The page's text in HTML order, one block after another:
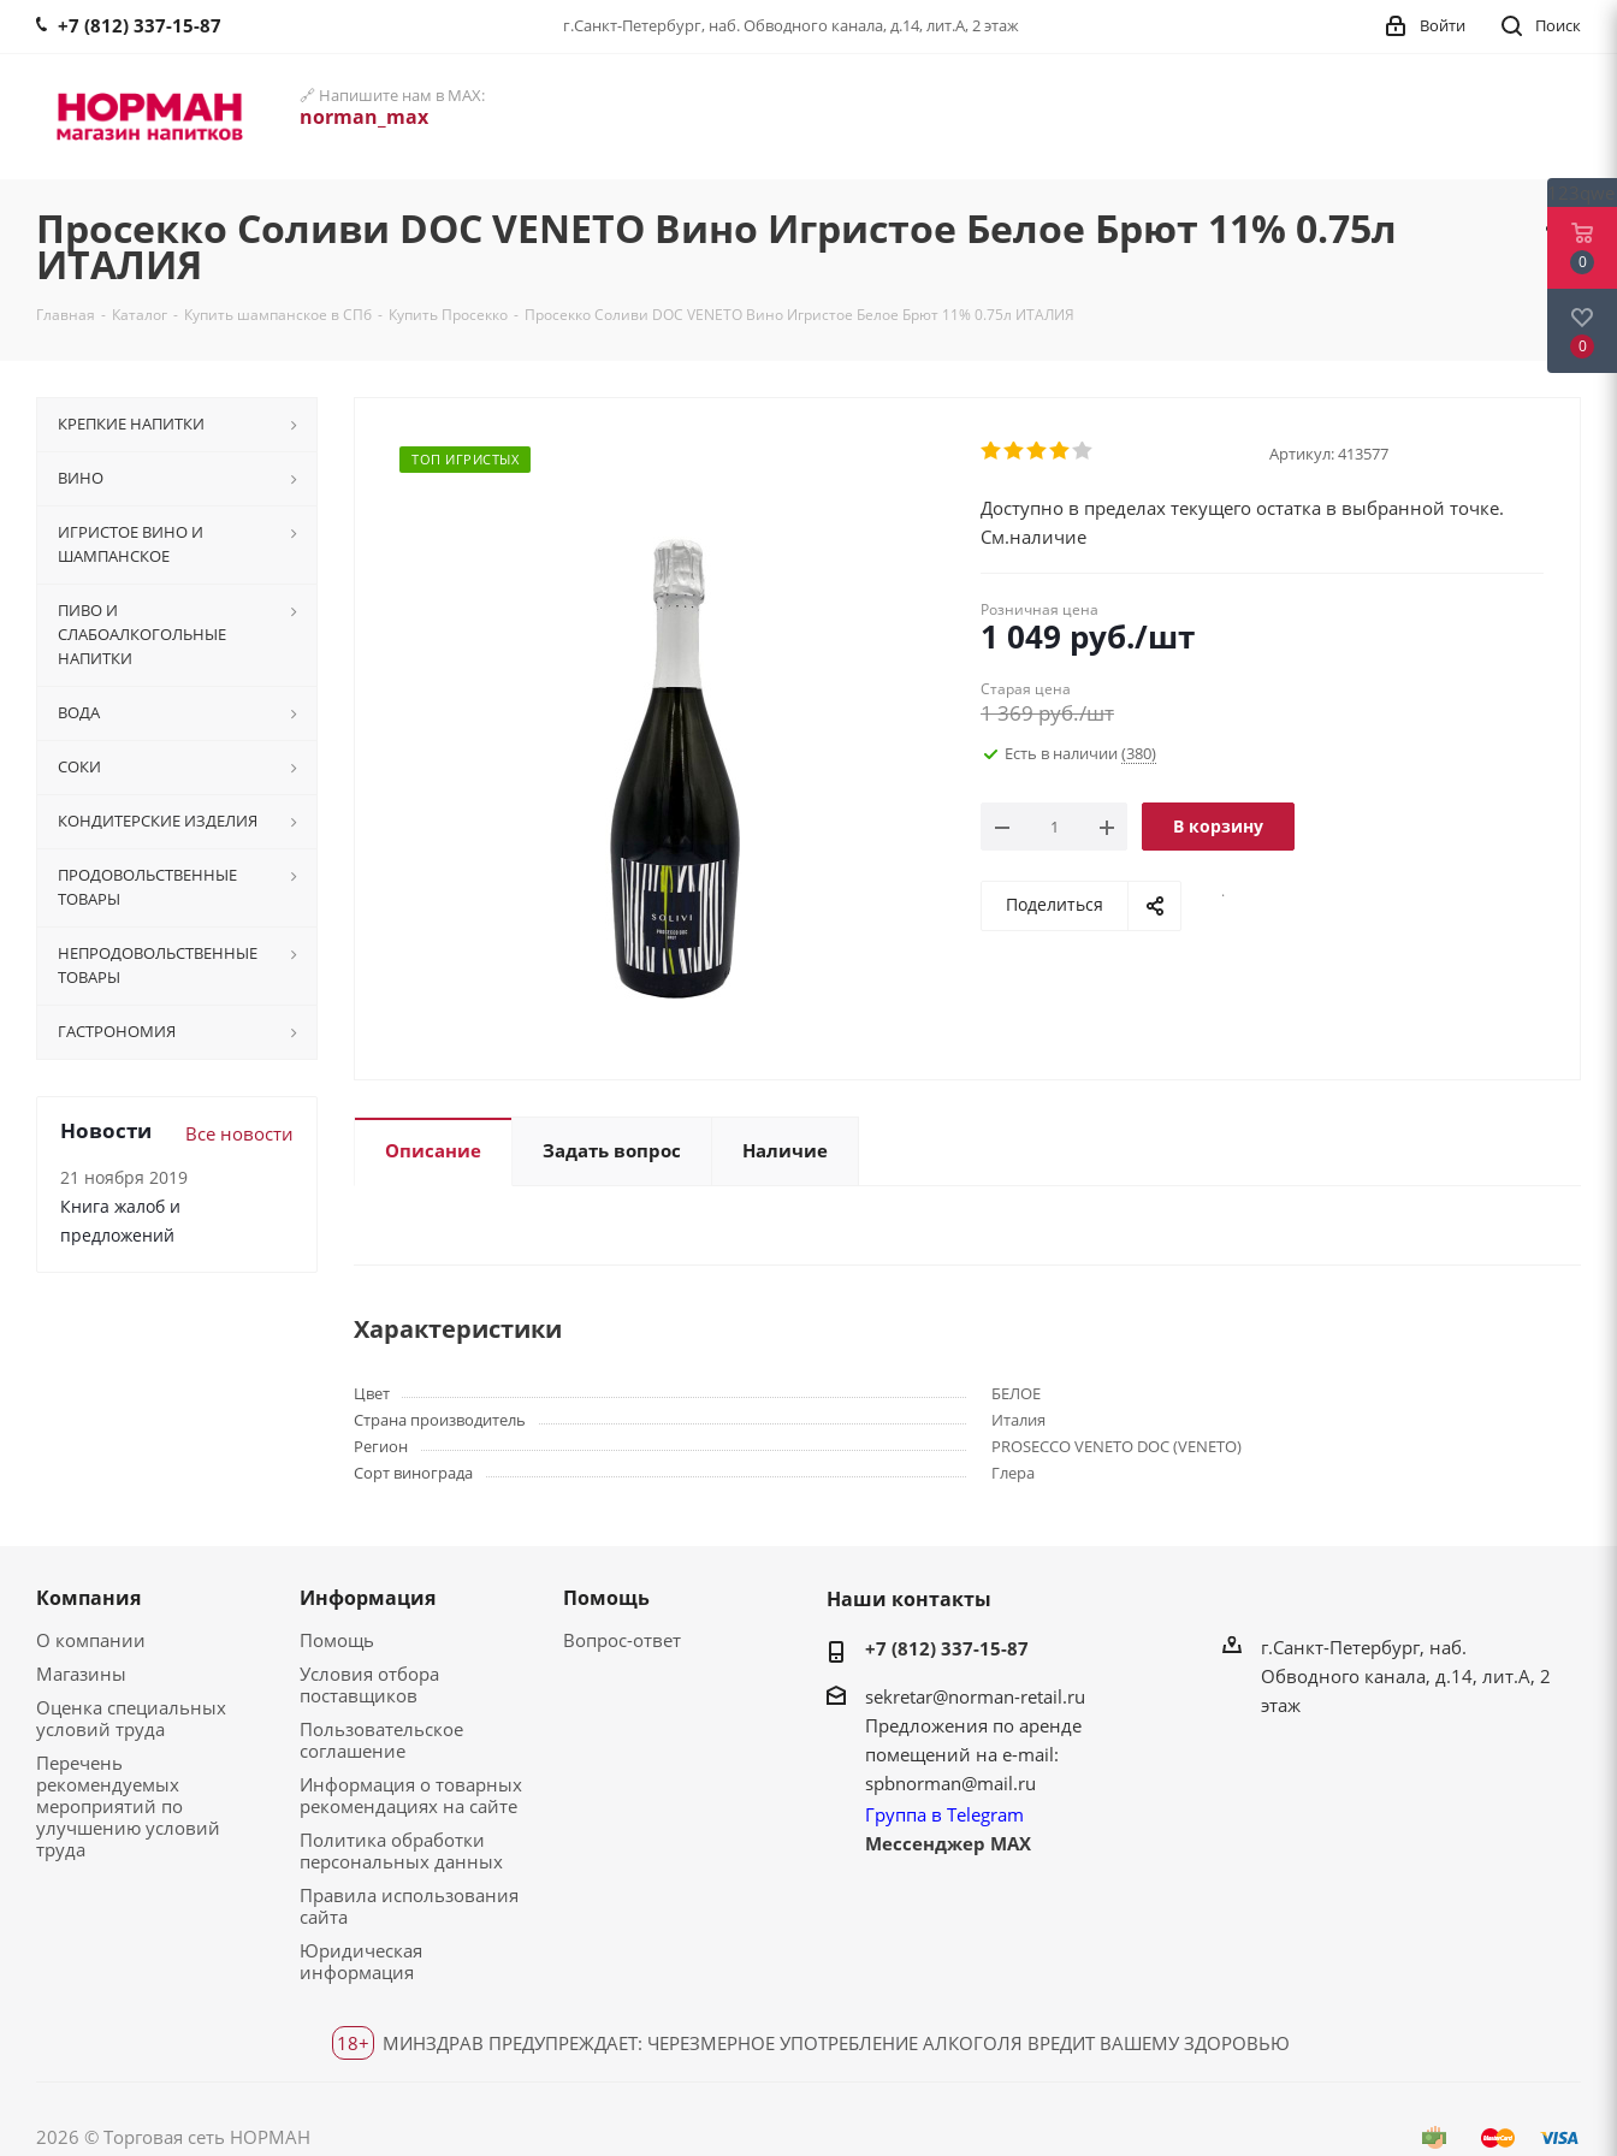
+7 (812) 337-15-87 г.Санкт-Петербург, наб. Обводного канала, д.14, лит.А, 2 этаж Поиск
Войти
🔗 Напишите нам в MAX:
norman_max
Просекко Соливи DOC VENETO Вино Игристое Белое Брют 11% 0.75л
ИТАЛИЯ
Главная - Каталог - Купить шампанское в СПб - Купить Просекко - Просекко Соливи DOC VENETO Вино Игристое Белое Брют 11% 0.75л ИТАЛИЯ
ТОП ИГРИСТЫХ Артикул:413577
Доступно в пределах текущего остатка в выбранной точке.
См.наличие
Розничная цена
1 049 руб./шт
Старая цена
1 369руб./шт
Есть в наличии (380)
В корзину
Поделиться
.
Описание Задать вопрос Наличие
Характеристики
Цвет
БЕЛОЕ
Страна производитель
Италия
Регион
PROSECCO VENETO DOC (VENETO)
Сорт винограда
Глера
КРЕПКИЕ НАПИТКИ
ВИНО
ИГРИСТОЕ ВИНО И
ШАМПАНСКОЕ
ПИВО И
СЛАБОАЛКОГОЛЬНЫЕ
НАПИТКИ
ВОДА
СОКИ
КОНДИТЕРСКИЕ ИЗДЕЛИЯ
ПРОДОВОЛЬСТВЕННЫЕ
ТОВАРЫ
НЕПРОДОВОЛЬСТВЕННЫЕ
ТОВАРЫ
ГАСТРОНОМИЯ
Новости Все новости
21 ноября 2019
Книга жалоб и
предложений
Компания
О компании
Магазины
Оценка специальных
условий труда
Перечень
рекомендуемых
мероприятий по
улучшению условий
труда
Информация
Помощь
Условия отбора
поставщиков
Пользовательское
соглашение
Информация о товарных
рекомендациях на сайте
Политика обработки
персональных данных
Правила использования
сайта
Юридическая
информация
Помощь
Вопрос-ответ
Наши контакты
+7 (812) 337-15-87
sekretar@norman-retail.ru
Предложения по аренде
помещений на e-mail:
spbnorman@mail.ru
Группа в Telegram
Мессенджер MAX
г.Санкт-Петербург, наб.
Обводного канала, д.14, лит.А, 2
этаж
18+ МИНЗДРАВ ПРЕДУПРЕЖДАЕТ: ЧЕРЕЗМЕРНОЕ УПОТРЕБЛЕНИЕ АЛКОГОЛЯ ВРЕДИТ ВАШЕМУ ЗДОРОВЬЮ
2026 © Торговая сеть НОРМАН
0
0